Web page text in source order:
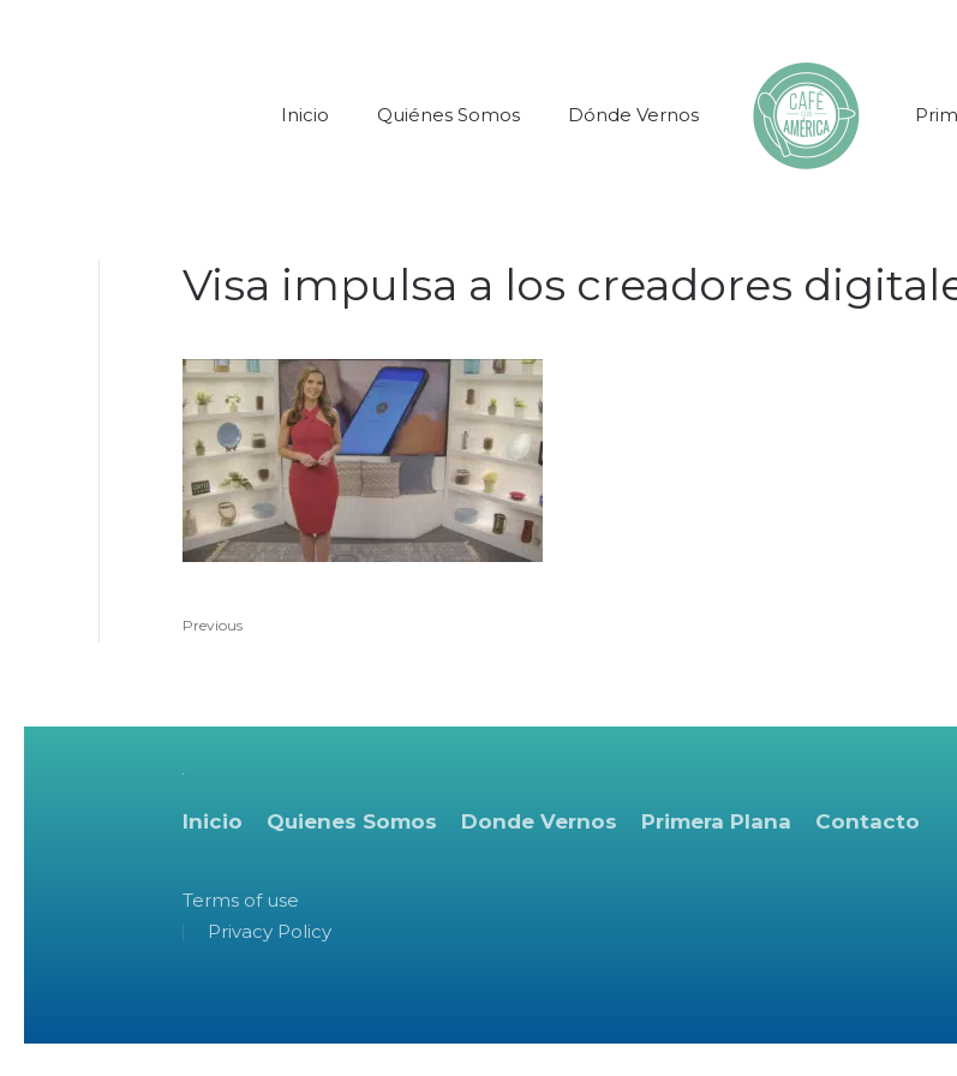
Inicio Quiénes Somos Dónde Vernos
Visa impulsa a los creadores
Previous
Inicio Quienes Somos Donde Vernos Primera Plana Contacto
Terms of use
Privacy Policy